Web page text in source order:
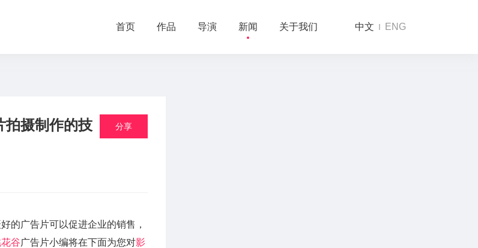
首页 作品 导演 新闻 关于我们 中文 ENG
拍摄制作的技
分享
的广告片可以促进企业的销售，
谷广告片小编将在下面为您对影